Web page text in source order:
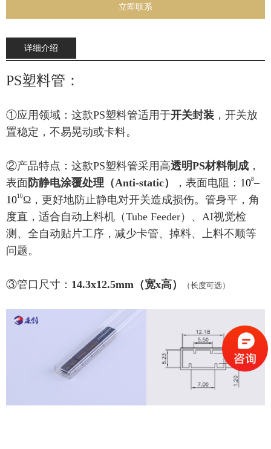
立即联系
详细介绍
PS塑料管：
①应用领域：这款PS塑料管适用于开关封装 ，开关放
置稳定，不易晃动或卡料。
②产品特点： 这款PS塑料管采用 高透明PS材料制成 ，
表面防静电涂覆处理（Anti-static） ，表面电阻： 108–
1010Ω， 更好地防止静电对开关造成损伤。 管身平，角
度直，适合自动上料机（Tube Feeder）、AI视觉检
测、全自动贴片工序， 减少卡管、掉料、上料不顺等
问题。
③管口尺寸： 14.3x12.5mm（宽x高） （长度可选）